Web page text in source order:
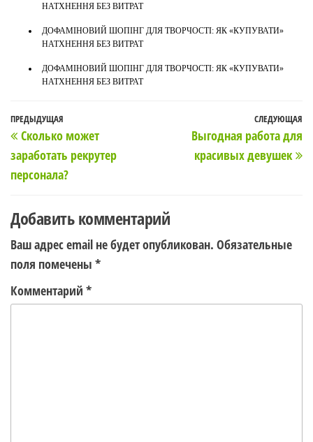
НАТХНЕННЯ БЕЗ ВИТРАТ
ДОФАМІНОВИЙ ШОПІНГ ДЛЯ ТВОРЧОСТІ: ЯК «КУПУВАТИ»
НАТХНЕННЯ БЕЗ ВИТРАТ
ДОФАМІНОВИЙ ШОПІНГ ДЛЯ ТВОРЧОСТІ: ЯК «КУПУВАТИ»
НАТХНЕННЯ БЕЗ ВИТРАТ
Навигация
по
записям
Предыдущая
запись
ПРЕДЫДУЩАЯ
Сколько может
заработать рекрутер
персонала?
СЛЕДУЮЩАЯ
Выгодная работа для
красивых девушек
Добавить комментарий
Ваш адрес email не будет опубликован. Обязательные
поля помечены *
Комментарий *